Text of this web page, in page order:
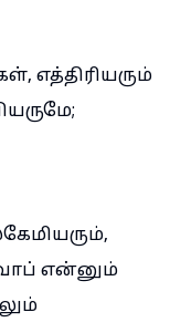
எத்திரியரும்
என்னும்